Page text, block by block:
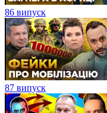
86 випуск
87 випуск